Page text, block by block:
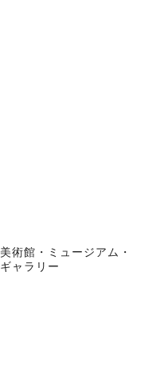
美術館・ミュージアム・
ギャラリー